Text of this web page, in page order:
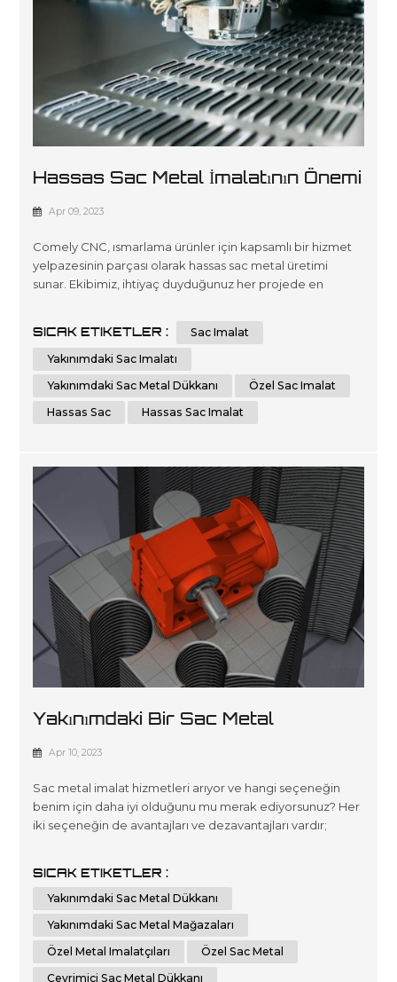
Hassas Sac Metal İmalatının Önemi
Apr 09, 2023
Comely CNC, ısmarlama ürünler için kapsamlı bir hizmet
yelpazesinin parçası olarak hassas sac metal üretimi
sunar. Ekibimiz, ihtiyaç duyduğunuz her projede en
adamıştır. Ürün bütünlüğünden ödün vermeden zaman
verimliliğini optimize eden son teknoloji makineler
SICAK ETIKETLER :
Sac Imalat
Yakınımdaki Sac Imalatı
Yakınımdaki Sac Metal Dükkanı
Özel Sac Imalat
Hassas Sac
Hassas Sac Imalat
Yakınımdaki Bir Sac Metal
Mağazasını Mı Yoksa Çevrimiçi Bir
Seçmeliyim?
Apr 10, 2023
Sac metal imalat hizmetleri arıyor ve hangi seçeneğin
benim için daha iyi olduğunu mu merak ediyorsunuz? Her
iki seçeneğin de avantajları ve dezavantajları vardır;
dükkanı ile çevrimiçi bir metal levha dükkanı seçmenin
avantajlarını karşılaştıracağız. Ek olarak, fiyatlandırma,
teslim sürel...
SICAK ETIKETLER :
Yakınımdaki Sac Metal Dükkanı
Yakınımdaki Sac Metal Mağazaları
Özel Metal Imalatçıları
Özel Sac Metal
Çevrimiçi Sac Metal Dükkanı